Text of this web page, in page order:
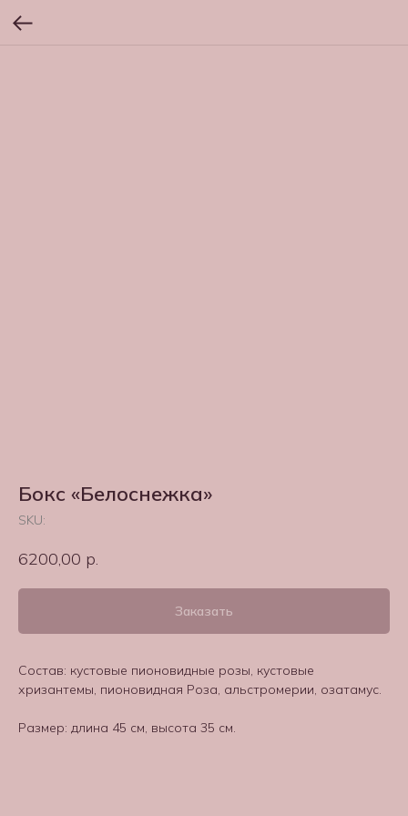
Бокс «Белоснежка»
SKU:
6200,00 р.
Заказать
Состав: кустовые пионовидные розы, кустовые
хризантемы, пионовидная Роза, альстромерии, озатамус.
Размер: длина 45 см, высота 35 см.